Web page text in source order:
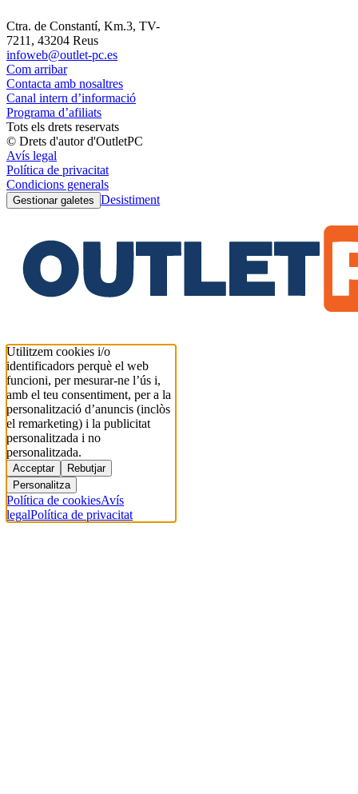
Ctra. de Constantí, Km.3, TV-
7211, 43204 Reus
infoweb@outlet-pc.es
Com arribar
Contacta amb nosaltres
Canal intern d’informació
Programa d’afiliats
Tots els drets reservats
© Drets d'autor d'OutletPC
Avís legal
Política de privacitat
Condicions generals
Gestionar galetes Desistiment
Utilitzem cookies i/o
identificadors perquè el web
funcioni, per mesurar-ne l’ús i,
amb el teu consentiment, per a la
personalització d’anuncis (inclòs
el remarketing) i la publicitat
personalitzada i no
personalitzada.
Acceptar
Rebutjar
Personalitza
Política de cookiesAvís
legalPolítica de privacitat